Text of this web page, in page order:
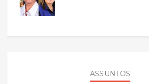
ASSUNTOS